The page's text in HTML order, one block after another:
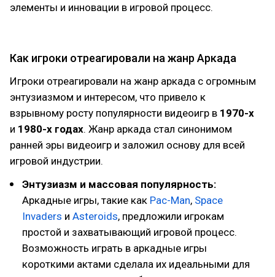
элементы и инновации в игровой процесс.
Как игроки отреагировали на жанр Аркада
Игроки отреагировали на жанр аркада с огромным
энтузиазмом и интересом, что привело к
взрывному росту популярности видеоигр в 1970-х
и 1980-х годах. Жанр аркада стал синонимом
ранней эры видеоигр и заложил основу для всей
игровой индустрии.
Энтузиазм и массовая популярность:
Аркадные игры, такие как Pac-Man, Space
Invaders и Asteroids, предложили игрокам
простой и захватывающий игровой процесс.
Возможность играть в аркадные игры
короткими актами сделала их идеальными для